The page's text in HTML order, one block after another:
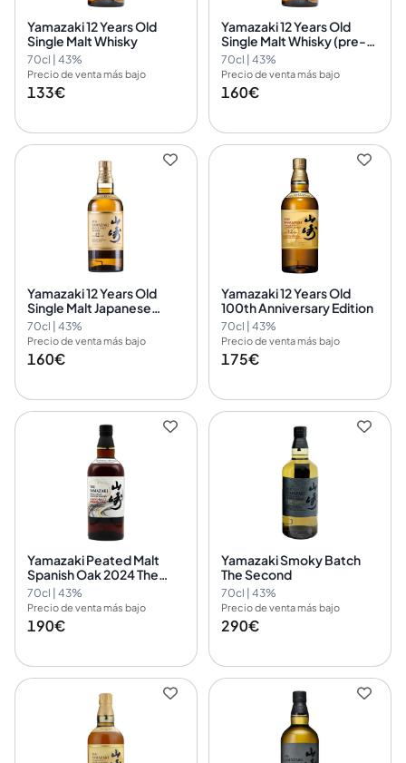
Yamazaki 12 Years Old
Single Malt Whisky
70cl | 43%
Precio de venta más bajo
133€
Yamazaki 12 Years Old
Single Malt Whisky (pre-
2022)
70cl | 43%
Precio de venta más bajo
160€
Yamazaki 12 Years Old
Single Malt Japanese
Whisky Old Label
70cl | 43%
Precio de venta más bajo
160€
Yamazaki 12 Years Old
100th Anniversary Edition
70cl | 43%
Precio de venta más bajo
175€
Yamazaki Peated Malt
Spanish Oak 2024 The
Kogei Collection
70cl | 43%
Precio de venta más bajo
190€
Yamazaki Smoky Batch
The Second
70cl | 43%
Precio de venta más bajo
290€